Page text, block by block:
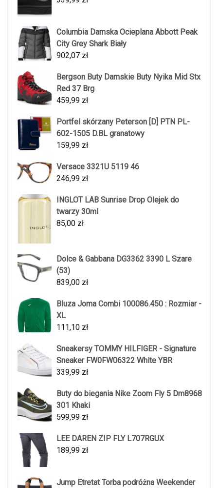
Columbia Damska Ocieplana Abbott Peak
City Grey Shark Biały
902,07 zł
Bergson Buty Damskie Buty Nyika Mid Stx
Red 37 Brg
459,99 zł
Portfel skórzany Peterson [D] PTN PL-
602-1505 D.BL granatowy
159,99 zł
Versace 3321U 5119 46
246,99 zł
INGLOT LAB Sunrise Drop Olejek do
twarzy 30ml
85,00 zł
Dolce & Gabbana DG3362 3390 L Szare
(53)
839,00 zł
Bluza Joma Combi 100086.450 : Rozmiar -
XL
111,10 zł
Sneakersy TOMMY HILFIGER - Signature
Sneaker FW0FW06322 White YBR
339,99 zł
Buty do biegania Nike Zoom Fly 5 Dm8968
301 Khaki
599,99 zł
LEE DAREN ZIP FLY L707RGUX
189,99 zł
Jump Etretat Torba podróżna Weekender